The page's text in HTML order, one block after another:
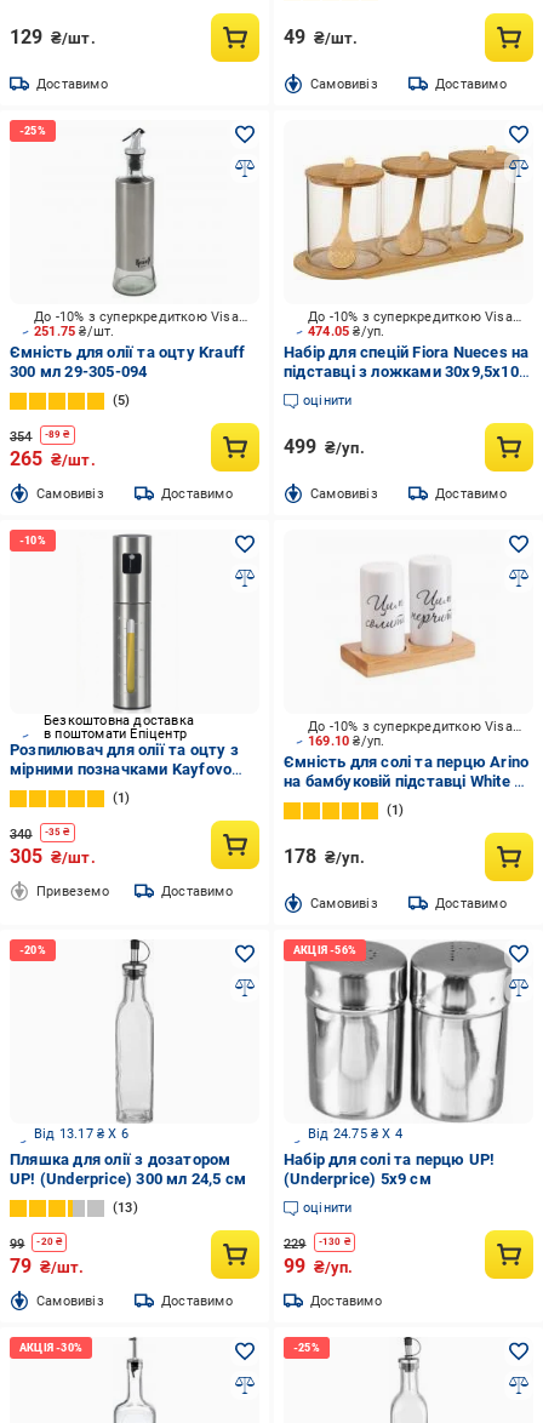
129 ₴/шт.
Доставимо
49 ₴/шт.
Cамовивіз Доставимо
251.75₴/шт.
До -10% з суперкредиткою Visa Вигода
Ємність для олії та оцту Krauff
300 мл 29-305-094
5
354 -89 ₴
265 ₴/шт.
Cамовивіз Доставимо
474.05₴/уп.
До -10% з суперкредиткою Visa Вигода
Набір для спецій Fiora Nueces на
підставці з ложками 30х9,5х10,5
см (LY-8020)
оцінити
499 ₴/уп.
Cамовивіз Доставимо
Безкоштовна доставка
в поштомати Епіцентр
Розпилювач для олії та оцту з
мірними позначками Kayfovo
MS-5 з нержавіючої сталі 100
мл Сріблястий (5909006a)
1
340 -35 ₴
305 ₴/шт.
Привеземо Доставимо
169.10₴/уп.
До -10% з суперкредиткою Visa Вигода
Ємність для солі та перцю Arino
на бамбуковій підставці White 3
пр. 65614
1
178 ₴/уп.
Cамовивіз Доставимо
Від 13.17 ₴ X 6
Пляшка для олії з дозатором
UP! (Underprice) 300 мл 24,5 см
13
99 -20 ₴
79 ₴/шт.
Cамовивіз Доставимо
Від 24.75 ₴ X 4
Набір для солі та перцю UP!
(Underprice) 5х9 см
оцінити
229 -130 ₴
99 ₴/уп.
Доставимо